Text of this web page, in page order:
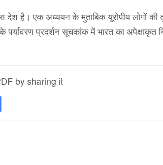
देश है। एक अध्ययन के मुताबिक यूरोपीय लोगों की
के पर्यावरण प्रदर्शन सूचकांक में भारत का अपेक्षाकृत
by sharing it